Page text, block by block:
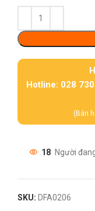
Hotline: 028
(Bán
18 Người
SKU: DFA0206